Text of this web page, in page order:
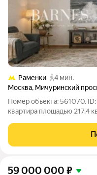
Раменки
4 мин.
Москва, Мичуринский
Номер объекта: 561070.
квартира площадью 217.4
индивидуальному
расположен в районе
59 000 000 ₽